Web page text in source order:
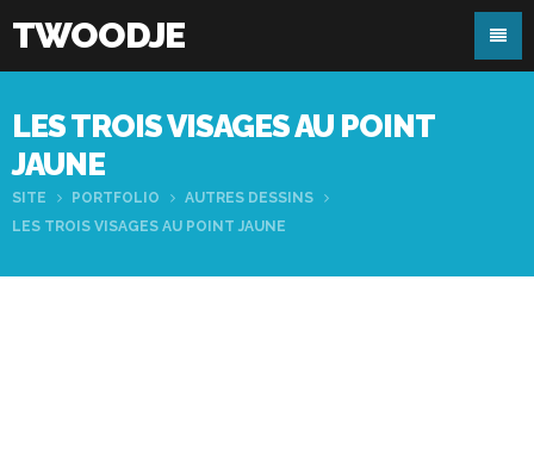
TWOODJE
LES TROIS VISAGES AU POINT
JAUNE
SITE PORTFOLIO
AUTRES DESSINS
LES TROIS VISAGES AU POINT JAUNE